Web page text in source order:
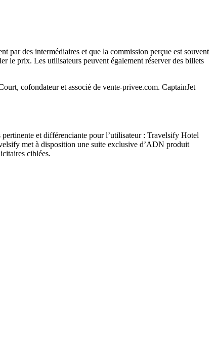
par des intermédiaires et que la commission perçue est souvent
le prix. Les utilisateurs peuvent également réserver des billets
cofondateur et associé de vente-privee.com. CaptainJet
et différenciante pour l’utilisateur : Travelsify Hotel
met à disposition une suite exclusive d’ADN produit
ciblées.